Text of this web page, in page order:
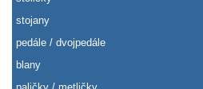
stojany
pedále / dvojpedále
blany